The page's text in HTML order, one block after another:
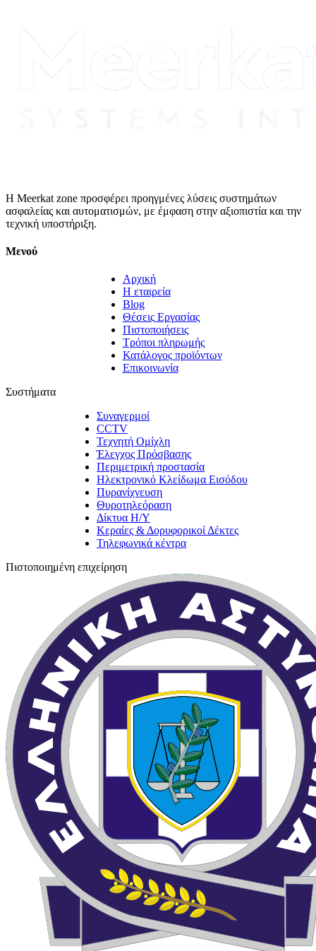
Η Meerkat zone προσφέρει προηγμένες λύσεις συστημάτων
ασφαλείας και αυτοματισμών, με έμφαση στην αξιοπιστία και την
τεχνική υποστήριξη.
Μενού
Αρχική
Η εταιρεία
Blog
Θέσεις Εργασίας
Πιστοποιήσεις
Τρόποι πληρωμής
Κατάλογος προϊόντων
Επικοινωνία
Συστήματα
Συναγερμοί
CCTV
Τεχνητή Ομίχλη
Έλεγχος Πρόσβασης
Περιμετρική προστασία
Ηλεκτρονικό Κλείδωμα Εισόδου
Πυρανίχνευση
Θυροτηλεόραση
Δίκτυα Η/Υ
Κεραίες & Δορυφορικοί Δέκτες
Τηλεφωνικά κέντρα
Πιστοποιημένη επιχείρηση